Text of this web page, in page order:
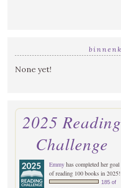
None yet!
2025 Reading
Challenge
Emmyhas completed her goal
of reading 100 books in 2025!
185 of